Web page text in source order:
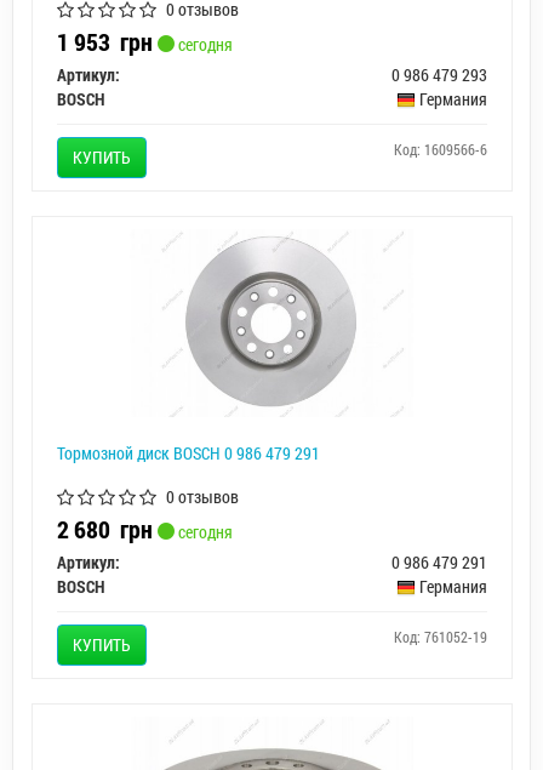
0 отзывов
1 953 грн
сегодня
Артикул:
0 986 479 293
BOSCH
Германия
КУПИТЬ Код: 1609566-6
Тормозной диск BOSCH 0 986 479 291
0 отзывов
2 680 грн
сегодня
Артикул:
0 986 479 291
BOSCH
Германия
КУПИТЬ Код: 761052-19